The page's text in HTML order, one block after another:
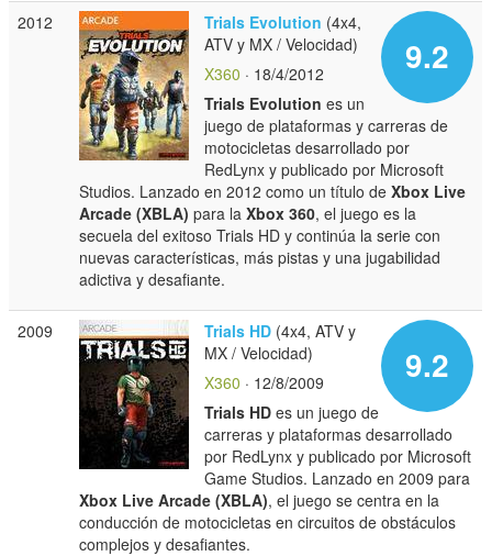
2012
9.2
Trials Evolution (4x4,
ATV y MX / Velocidad)
X360 · 18/4/2012
Trials Evolution es un
juego de plataformas y carreras de
motocicletas desarrollado por
RedLynx y publicado por Microsoft
Studios. Lanzado en 2012 como un título deXbox Live
Arcade (XBLA) para laXbox 360, el juego es la
secuela del exitoso Trials HD y continúa la serie con
nuevas características, más pistas y una jugabilidad
adictiva y desafiante.
2009
9.2
Trials HD (4x4, ATV y
MX / Velocidad)
X360 · 12/8/2009
Trials HD es un juego de
carreras y plataformas desarrollado
por RedLynx y publicado por Microsoft
Game Studios. Lanzado en 2009 para
Xbox Live Arcade (XBLA), el juego se centra en la
conducción de motocicletas en circuitos de obstáculos
complejos y desafiantes.